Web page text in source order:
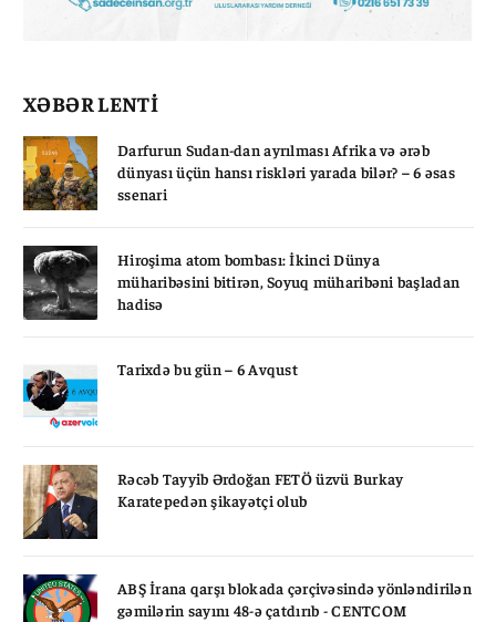
XƏBƏR LENTİ
Darfurun Sudan-dan ayrılması Afrika və ərəb
dünyası üçün hansı riskləri yarada bilər? – 6 əsas
ssenari
Hiroşima atom bombası: İkinci Dünya
müharibəsini bitirən, Soyuq müharibəni başladan
hadisə
Tarixdə bu gün – 6 Avqust
Rəcəb Tayyib Ərdoğan FETÖ üzvü Burkay
Karatepedən şikayətçi olub
ABŞ İrana qarşı blokada çərçivəsində yönləndirilən
gəmilərin sayını 48-ə çatdırıb - CENTCOM